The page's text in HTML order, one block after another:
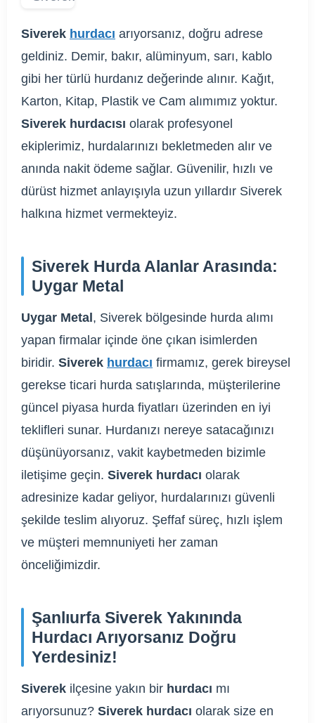
Siverek hurdacı arıyorsanız, doğru adrese
geldiniz. Demir, bakır, alüminyum, sarı, kablo
gibi her türlü hurdanız değerinde alınır. Kağıt,
Karton, Kitap, Plastik ve Cam alımımız yoktur.
Siverek hurdacısı olarak profesyonel
ekiplerimiz, hurdalarınızı bekletmeden alır ve
anında nakit ödeme sağlar. Güvenilir, hızlı ve
dürüst hizmet anlayışıyla uzun yıllardır Siverek
halkına hizmet vermekteyiz.
Siverek Hurda Alanlar Arasında:
Uygar Metal
Uygar Metal , Siverek bölgesinde hurda alımı
yapan firmalar içinde öne çıkan isimlerden
biridir. Siverek hurdacı firmamız, gerek bireysel
gerekse ticari hurda satışlarında, müşterilerine
güncel piyasa hurda fiyatları üzerinden en iyi
teklifleri sunar. Hurdanızı nereye satacağınızı
düşünüyorsanız, vakit kaybetmeden bizimle
iletişime geçin. Siverek hurdacı olarak
adresinize kadar geliyor, hurdalarınızı güvenli
şekilde teslim alıyoruz. Şeffaf süreç, hızlı işlem
ve müşteri memnuniyeti her zaman
önceliğimizdir.
Şanlıurfa Siverek Yakınında
Hurdacı Arıyorsanız Doğru
Yerdesiniz!
Siverek ilçesine yakın bir hurdacı mı
arıyorsunuz? Siverek hurdacı olarak size en